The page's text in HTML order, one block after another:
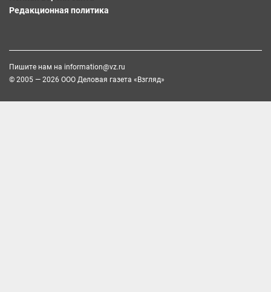
Редакционная политика
Пишите нам на information@vz.ru
© 2005 — 2026 ООО Деловая газета «Взгляд»